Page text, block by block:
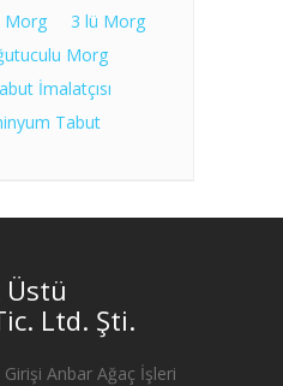
Morg
3 lü Morg
Morg
İmalatçısı
Tabut
Üstü
Ltd. Şti.
Anbar Ağaç İşleri